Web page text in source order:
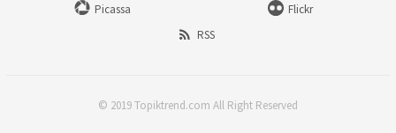
Picassa
Flickr
RSS
© 2019 Topiktrend.com All Right Reserved